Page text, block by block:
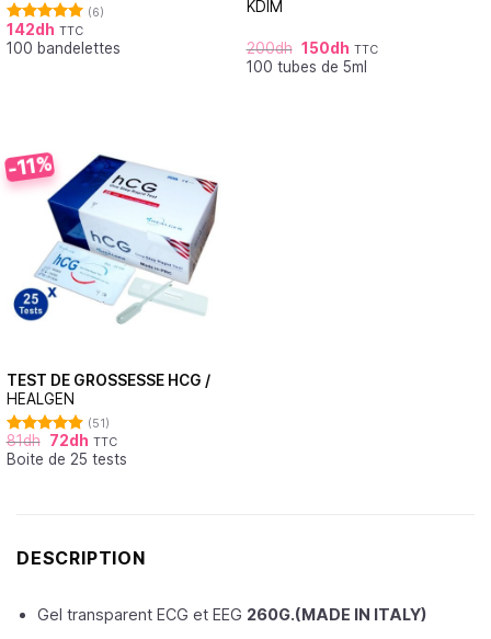
Note5.00
sur 5
(6)
142dh TTC
100 bandelettes
KDIM
200dh 150dh TTC
100 tubes de 5ml
-11%
TEST DE GROSSESSE HCG /
HEALGEN
Note
4.88
sur 5
(51)
81dh 72dh TTC
Boite de 25 tests
DESCRIPTION
Gel transparent ECG et EEG 260G.(MADE IN ITALY)